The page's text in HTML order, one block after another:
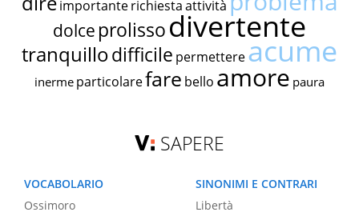
importante richiestaattività
dolce prolissodivertente
tranquillodifficile permettereacume
inerme particolarefare bello amore paura
SAPERE
VOCABOLARIO
Ossimoro
SINONIMI E CONTRARI
Libertà